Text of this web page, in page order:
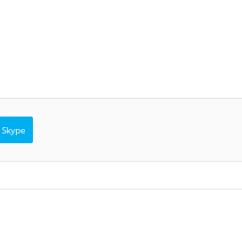
Skype